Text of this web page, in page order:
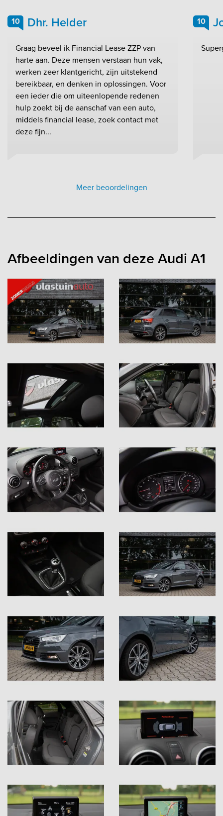
10 Dhr. Helder
Graag beveel ik Financial Lease ZZP van
harte aan. Deze mensen verstaan hun vak,
werken zeer klantgericht, zijn uitstekend
bereikbaar, en denken in oplossingen. Voor
een ieder die om uiteenlopende redenen
hulp zoekt bij de aanschaf van een auto,
middels financial lease, zoek contact met
deze fijn...
10
Meer beoordelingen
Afbeeldingen van deze Audi A1